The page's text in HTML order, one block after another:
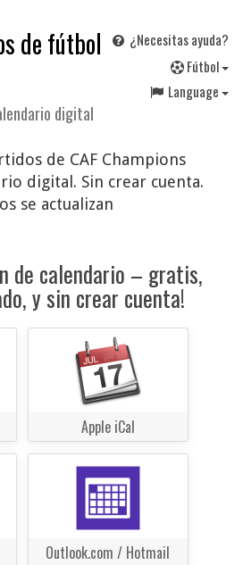
de fútbol
digital
¿Necesitas ayuda?
Fútbol
Language
de CAF Champions
digital. Sin crear cuenta.
se actualizan
de calendario – gratis,
y sin crear cuenta!
Apple iCal
Outlook.com / Hotmail